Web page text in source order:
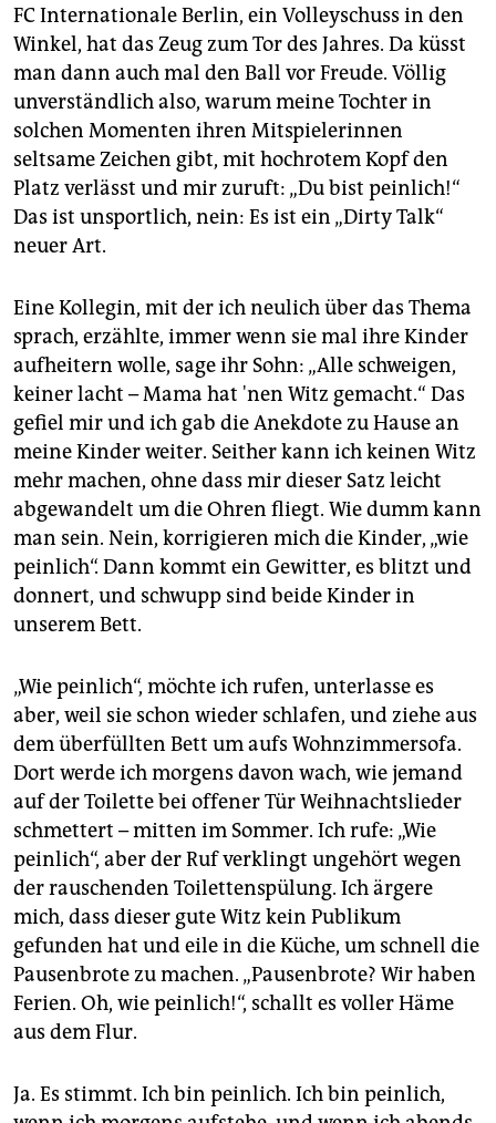
FC Internationale Berlin, ein Volleyschuss in den
Winkel, hat das Zeug zum Tor des Jahres. Da küsst
man dann auch mal den Ball vor Freude. Völlig
unverständlich also, warum meine Tochter in
solchen Momenten ihren Mitspielerinnen
seltsame Zeichen gibt, mit hochrotem Kopf den
Platz verlässt und mir zuruft: „Du bist peinlich!“
Das ist unsportlich, nein: Es ist ein „Dirty Talk“
neuer Art.
Eine Kollegin, mit der ich neulich über das Thema
sprach, erzählte, immer wenn sie mal ihre Kinder
aufheitern wolle, sage ihr Sohn: „Alle schweigen,
keiner lacht – Mama hat 'nen Witz gemacht.“ Das
gefiel mir und ich gab die Anekdote zu Hause an
meine Kinder weiter. Seither kann ich keinen Witz
mehr machen, ohne dass mir dieser Satz leicht
abgewandelt um die Ohren fliegt. Wie dumm kann
man sein. Nein, korrigieren mich die Kinder, „wie
peinlich“. Dann kommt ein Gewitter, es blitzt und
donnert, und schwupp sind beide Kinder in
unserem Bett.
„Wie peinlich“, möchte ich rufen, unterlasse es
aber, weil sie schon wieder schlafen, und ziehe aus
dem überfüllten Bett um aufs Wohnzimmersofa.
Dort werde ich morgens davon wach, wie jemand
auf der Toilette bei offener Tür Weihnachtslieder
schmettert – mitten im Sommer. Ich rufe: „Wie
peinlich“, aber der Ruf verklingt ungehört wegen
der rauschenden Toilettenspülung. Ich ärgere
mich, dass dieser gute Witz kein Publikum
gefunden hat und eile in die Küche, um schnell die
Pausenbrote zu machen. „Pausenbrote? Wir haben
Ferien. Oh, wie peinlich!“, schallt es voller Häme
aus dem Flur.
Ja. Es stimmt. Ich bin peinlich. Ich bin peinlich,